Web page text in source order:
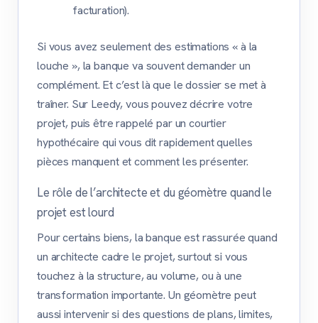
facturation).
Si vous avez seulement des estimations « à la
louche », la banque va souvent demander un
complément. Et c’est là que le dossier se met à
traîner. Sur Leedy, vous pouvez décrire votre
projet, puis être rappelé par un courtier
hypothécaire qui vous dit rapidement quelles
pièces manquent et comment les présenter.
Le rôle de l’architecte et du géomètre quand le
projet est lourd
Pour certains biens, la banque est rassurée quand
un architecte cadre le projet, surtout si vous
touchez à la structure, au volume, ou à une
transformation importante. Un géomètre peut
aussi intervenir si des questions de plans, limites,